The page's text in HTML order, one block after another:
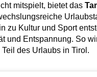
mitspielt, bietet das
zu Kultur und Sport
und Entspannung. So
des Urlaubs in Tirol.